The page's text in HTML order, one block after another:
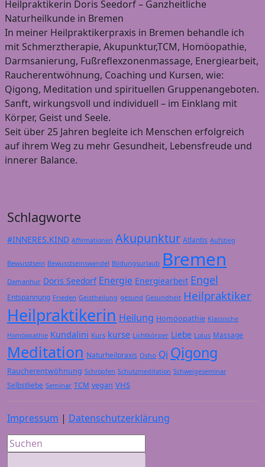
Heilpraktikerin Doris Seedorf – Ganzheitliche
Naturheilkunde in Bremen
In meiner Heilpraktikerpraxis in Bremen behandle ich
mit Schmerztherapie, Akupunktur,TCM, Homöopathie,
Darmsanierung, Fußreflexzonenmassage, Energiearbeit,
Raucherentwöhnung, Coaching und Kursen, wie:
Qigong, Meditation und spirituellen Gruppenangeboten.
Sanft, wirkungsvoll und individuell – im Einklang mit
Körper, Geist und Seele.
Seit über 25 Jahren begleite ich Menschen erfolgreich
auf ihrem Weg zu mehr Gesundheit, Lebensfreude und
innerer Balance.
Schlagworte
#INNERES.KIND Affirmationen Akupunktur Atlantis Aufstieg
Bewusstsein Bewusstseinswandel Bildungsurlaub Bremen
Damanhur Doris Seedorf Energie Energiearbeit Engel
Entspannung Frieden Geistheilung gesund Gesundheit Heilpraktiker
Heilpraktikerin Heilung Homöopathie Klassische
Homöopathie Kundalini Kurs kurse Lichtkörper Liebe Lotus Massage
Meditation Naturheilpraxis Osho Qi Qigong
Raucherentwöhnung Schröpfen Schutzmeditation Schweigeseminar
Selbstliebe Seminar TCM vegan VHS
Impressum | Datenschutzerklärung